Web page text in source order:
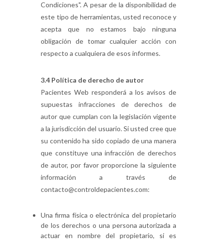
Condiciones". A pesar de la disponibilidad de
este tipo de herramientas, usted reconoce y
acepta que no estamos bajo ninguna
obligación de tomar cualquier acción con
respecto a cualquiera de esos informes.
3.4 Política de derecho de autor
Pacientes Web responderá a los avisos de
supuestas infracciones de derechos de
autor que cumplan con la legislación vigente
a la jurisdicción del usuario. Si usted cree que
su contenido ha sido copiado de una manera
que constituye una infracción de derechos
de autor, por favor proporcione la siguiente
información a través de
contacto@controldepacientes.com:
Una firma física o electrónica del propietario
de los derechos o una persona autorizada a
actuar en nombre del propietario, si es